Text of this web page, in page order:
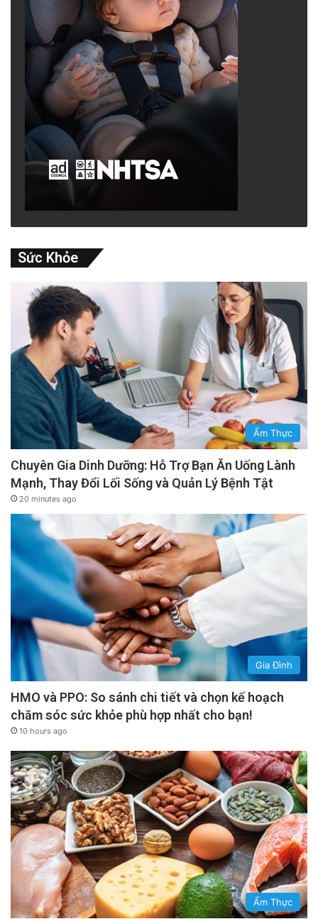
Sức Khỏe
Ẩm Thực
Chuyên Gia Dinh Dưỡng: Hỗ Trợ Bạn Ăn Uống Lành
Mạnh, Thay Đổi Lối Sống và Quản Lý Bệnh Tật
20 minutes ago
Gia Đình
HMO và PPO: So sánh chi tiết và chọn kế hoạch
chăm sóc sức khỏe phù hợp nhất cho bạn!
10 hours ago
Ẩm Thực